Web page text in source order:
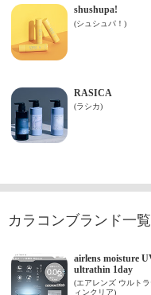
カラコンブランド一覧